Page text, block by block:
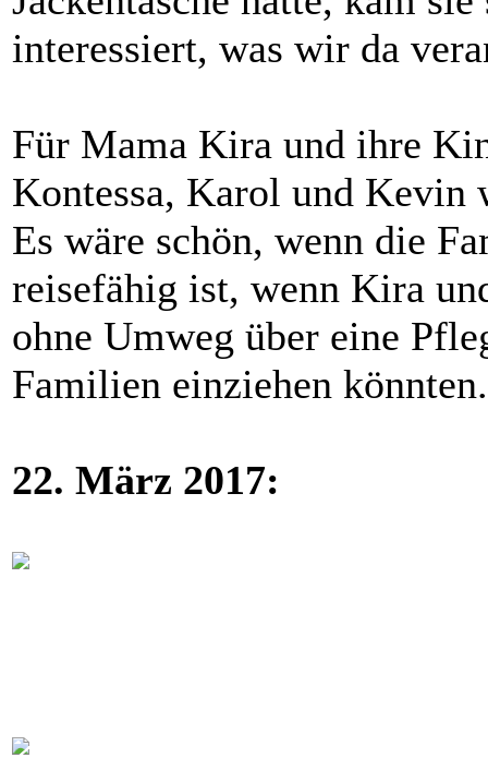
interessiert, was wir da
Für Mama Kira und ihre
Kontessa, Karol und Kevin
Es wäre schön, wenn die
reisefähig ist, wenn Kira
ohne Umweg über eine
Familien einziehen könnten.
22. März 2017: